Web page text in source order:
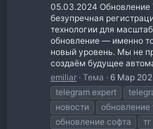
05.03.2024 Обновление
безупречная
технологии для
обновление — именно
новый уровень. Мы не
создаём будущее
emiliar Тема 6 Мар
telegram expert
новости
обновление
обновление софта